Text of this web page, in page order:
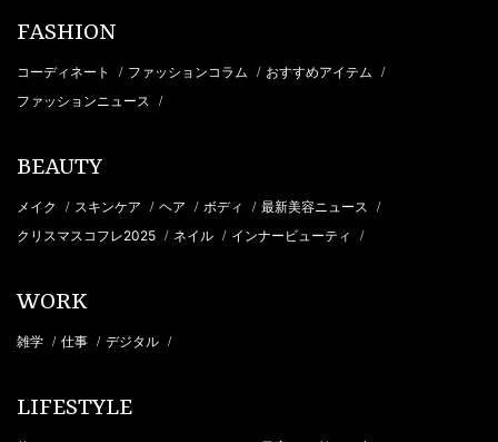
FASHION
コーディネート / ファッションコラム / おすすめアイテム /
ファッションニュース /
BEAUTY
メイク / スキンケア / ヘア / ボディ / 最新美容ニュース /
クリスマスコフレ2025 / ネイル / インナービューティ /
WORK
雑学 / 仕事 / デジタル /
LIFESTYLE